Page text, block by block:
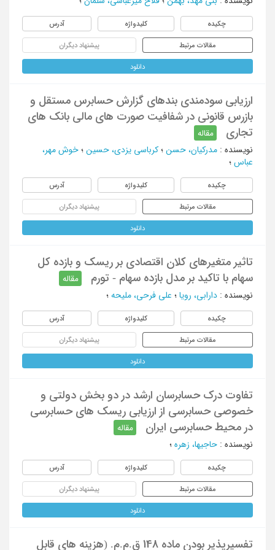
چکیده کلیدواژه آدرس
مقالات مرتبط پیشنهاد دیگران
دانلود
ارزیابی سودمندی بندهای گزارش حسابرس مستقل و
بازرس قانونی در شفافیت صورت های مالی بانک های
تجاری
مقاله
نویسنده : مدرکیان، حسن ؛ کرباسی یزدی، حسین ؛ خوش مهر،
عباس ؛
چکیده کلیدواژه آدرس
مقالات مرتبط پیشنهاد دیگران
دانلود
تاثیر متغیرهای کلان اقتصادی بر ریسک و بازده کل
سهام با تاکید بر مدل بازده سهام - تورم
مقاله
نویسنده : دارابی، رویا ؛ علی فرحی، ملیحه ؛
چکیده کلیدواژه آدرس
مقالات مرتبط پیشنهاد دیگران
دانلود
تفاوت درک حسابرسان ارشد در دو بخش دولتی و
خصوصی حسابرسی از ارزیابی ریسک های حسابرسی
در محیط حسابرسی ایران
مقاله
نویسنده : حاجیها، زهره ؛
چکیده کلیدواژه آدرس
مقالات مرتبط پیشنهاد دیگران
دانلود
تفسیرپذیر بودن ماده 148 ق.م.م. (هزینه های قابل